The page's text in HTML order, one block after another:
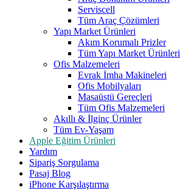
Serviscell
Tüm Araç Çözümleri
Yapı Market Ürünleri
Akım Korumalı Prizler
Tüm Yapı Market Ürünleri
Ofis Malzemeleri
Evrak İmha Makineleri
Ofis Mobilyaları
Masaüstü Gereçleri
Tüm Ofis Malzemeleri
Akıllı & İlginç Ürünler
Tüm Ev-Yaşam
Apple Eğitim Ürünleri
Yardım
Sipariş Sorgulama
Pasaj Blog
iPhone Karşılaştırma